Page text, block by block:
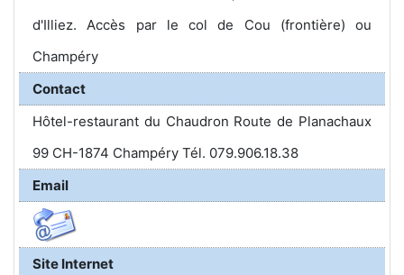
d'Illiez. Accès par le col de Cou (frontière) ou
Champéry
Contact
Hôtel-restaurant du Chaudron Route de Planachaux
99 CH-1874 Champéry Tél. 079.906.18.38
Email
Site Internet